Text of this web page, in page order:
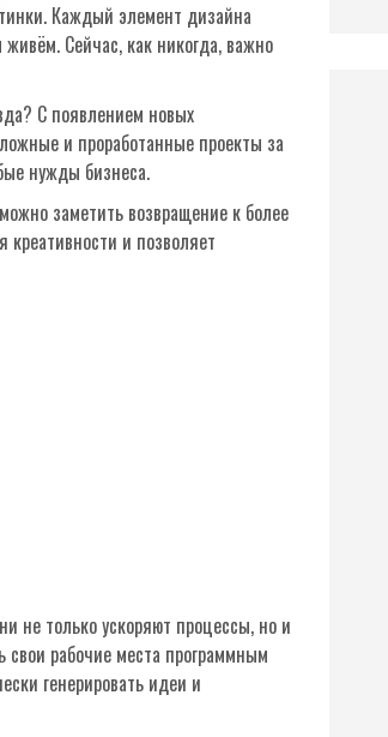
Каждый элемент дизайна
Сейчас, как никогда, важно
С появлением новых
и проработанные проекты за
нужды бизнеса.
заметить возвращение к более
и позволяет
не только ускоряют процессы, но и
свои рабочие места программным
генерировать идеи и